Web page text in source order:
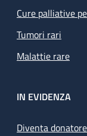
Cure palliative
Tumori rari
Malattie rare
IN EVIDENZA
Diventa